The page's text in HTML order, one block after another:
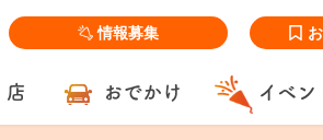
情報募集
おでかけ イベン